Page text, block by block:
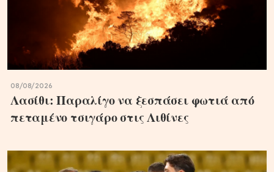
08/08/2026
Λασίθι: Παραλίγο να ξεσπάσει φωτιά από
πεταμένο τσιγάρο στις Λιθίνες